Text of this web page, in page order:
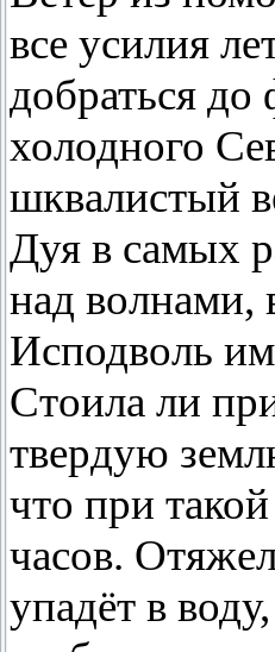
все усилия
добраться до
холодного
шквалистый
Дуя в самых
над волнами,
Исподволь
Стоила ли
твердую
что при
часов.
упадёт в